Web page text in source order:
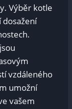
Výběr kotle
vzdáleného
umožní
vašem